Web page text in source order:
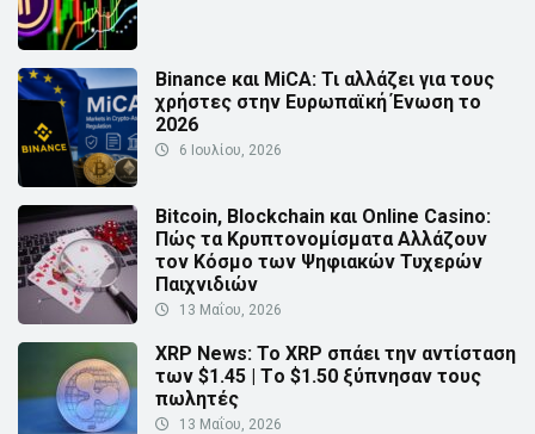
Binance και MiCA: Τι αλλάζει για τους
χρήστες στην Ευρωπαϊκή Ένωση το
2026
6 Ιουλίου, 2026
Bitcoin, Blockchain και Online Casino:
Πώς τα Κρυπτονομίσματα Αλλάζουν
τον Κόσμο των Ψηφιακών Τυχερών
Παιχνιδιών
13 Μαΐου, 2026
XRP News: Το XRP σπάει την αντίσταση
των $1.45 | Τo $1.50 ξύπνησαν τους
πωλητές
13 Μαΐου, 2026